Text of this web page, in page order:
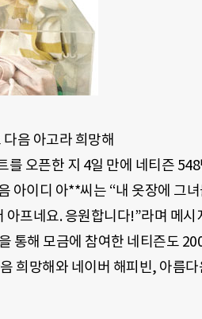
음 아고라 희망해
오픈한 지 4일 만에 네티즌
아이디 아**씨는 “내 옷장에 그
프네요. 응원합니다!”라며 메시
해 모금에 참여한 네티즌도
희망해와 네이버 해피빈, 아름다